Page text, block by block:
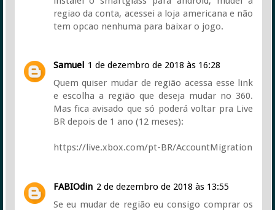
regiao da conta, acessei a loja americana e não
tem opcao nenhuma para baixar o jogo.
Samuel 1 de dezembro de 2018 às 16:28
Quem quiser mudar de região acessa esse link
e escolha a região que deseja mudar no 360.
Mas fica avisado que só poderá voltar pra Live
BR depois de 1 ano (12 meses):
https://live.xbox.com/pt-BR/AccountMigration
FABIOdin 2 de dezembro de 2018 às 13:55
Se eu mudar de região eu consigo comprar os